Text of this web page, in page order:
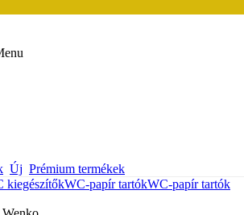
Új Prémium termékek
kiegészítőkWC-papír tartókWC-papír tartók